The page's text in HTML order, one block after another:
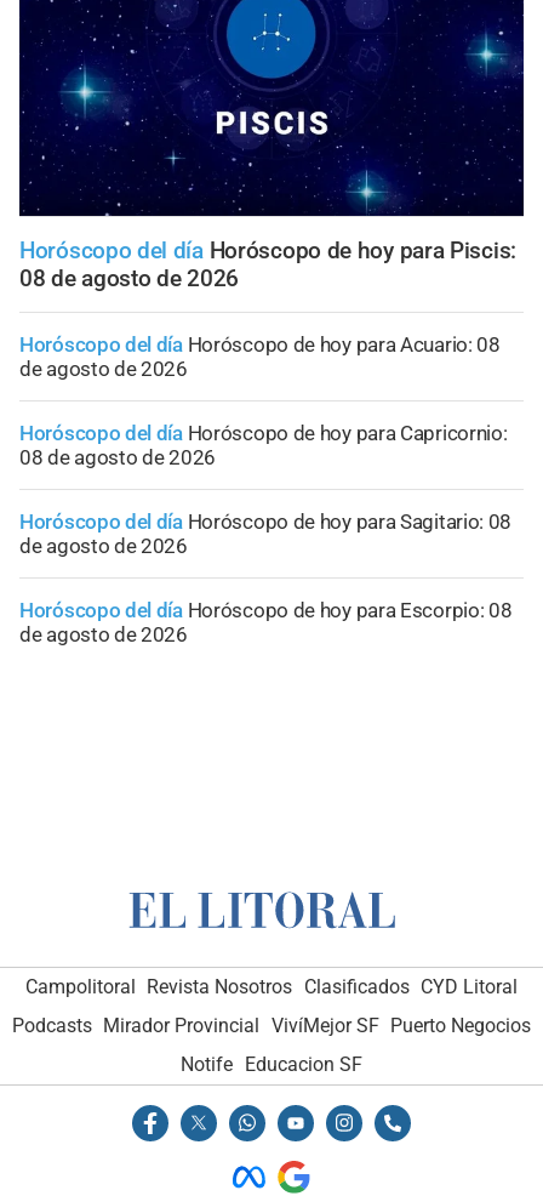
Horóscopo del día Horóscopo de hoy para Piscis:
08 de agosto de 2026
Horóscopo del día Horóscopo de hoy para Acuario: 08
de agosto de 2026
Horóscopo del día Horóscopo de hoy para Capricornio:
08 de agosto de 2026
Horóscopo del día Horóscopo de hoy para Sagitario: 08
de agosto de 2026
Horóscopo del día Horóscopo de hoy para Escorpio: 08
de agosto de 2026
Campolitoral Revista Nosotros Clasificados CYD Litoral
Podcasts Mirador Provincial VivíMejor SF Puerto Negocios
Notife Educacion SF